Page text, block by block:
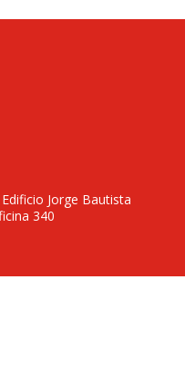
Jorge Bautista
340